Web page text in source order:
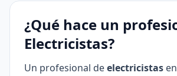
¿Qué hace un
Electricistas?
Un profesional deelectricistas